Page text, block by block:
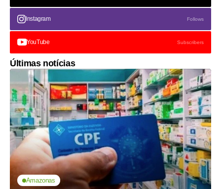
Instagram Follows
YouTube Subscribers
Últimas notícias
Amazonas